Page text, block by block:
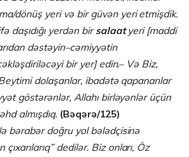
dönüş yeri və bir güvən yeri etmişdik.
daşıdığı yerdən birsalaatyeri [maddi
dəstəyin–cəmiyyətin
bir yer] edin.– Və Biz,
dolaşanlar, ibadətə qapananlar
göstərənlər, Allahı birləyənlər üçün
almışdıq. (Bəqərə/125)
bərabər doğru yol bələdçisinə
dedilər. Biz onları, Öz